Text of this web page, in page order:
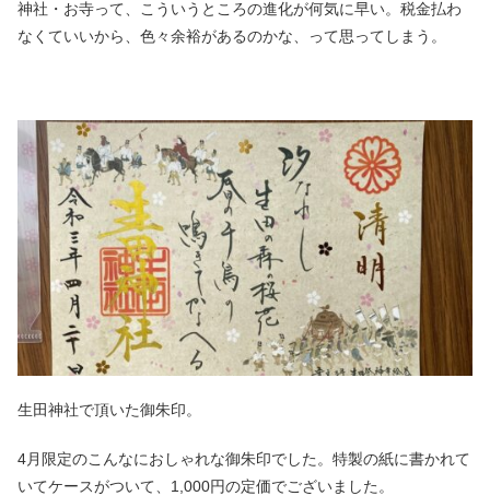
神社・お寺って、こういうところの進化が何気に早い。税金払わ
なくていいから、色々余裕があるのかな、って思ってしまう。
生田神社で頂いた御朱印。
4月限定のこんなにおしゃれな御朱印でした。特製の紙に書かれて
いてケースがついて、1,000円の定価でございました。